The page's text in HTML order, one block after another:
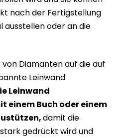
nach der Fertigstellung
ausstellen oder an die
von Diamanten auf die auf
Leinwand
Leinwand
einem Buch oder einem
damit die
gedrückt wird und